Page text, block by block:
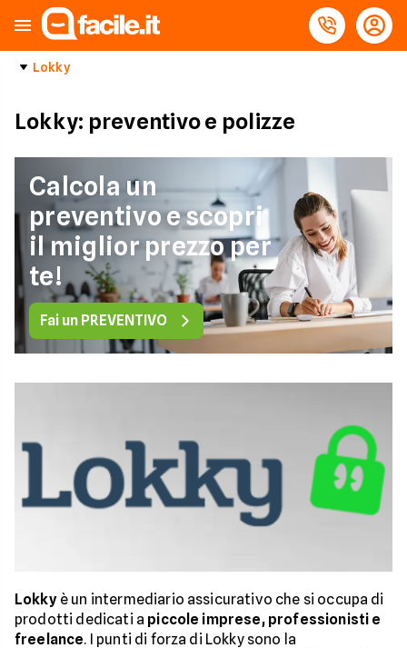
Lokky
Lokky: preventivo e polizze
Calcola un
preventivo e scopri
il miglior prezzo per
te!
Fai un PREVENTIVO
Lokkyè un intermediario assicurativo che si occupa di
prodotti dedicati a piccole imprese, professionisti e
freelance. I punti di forza di Lokky sono la